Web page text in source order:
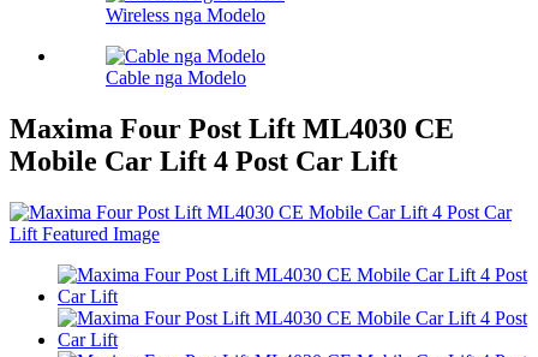
Wireless nga Modelo
Cable nga Modelo
Maxima Four Post Lift ML4030 CE
Mobile Car Lift 4 Post Car Lift